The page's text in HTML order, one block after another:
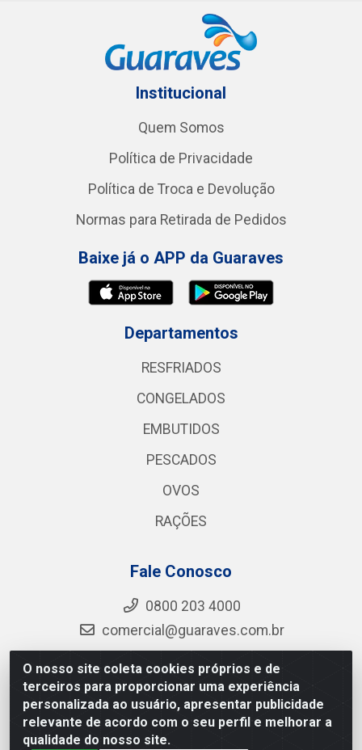
O nosso site coleta cookies próprios e de
terceiros para proporcionar uma experiência
personalizada ao usuário, apresentar publicidade
relevante de acordo com o seu perfil e melhorar a
qualidade do nosso site.
Institucional
Quem Somos
Política de Privacidade
Política de Troca e Devolução
Normas para Retirada de Pedidos
Baixe já o APP da Guaraves
Departamentos
RESFRIADOS
CONGELADOS
EMBUTIDOS
PESCADOS
OVOS
RAÇÕES
Fale Conosco
0800 203 4000
comercial@guaraves.com.br
Guaraves - PB 075 KM 2, S/N - Zona Rural, Guarabira/PB
- CEP 58.200-000 - CNPJ 12.727.145/0001-78